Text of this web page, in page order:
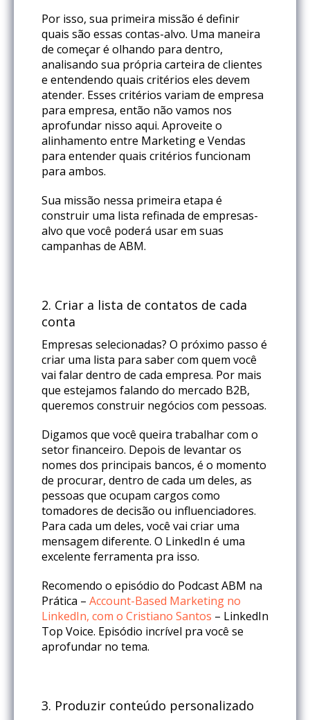
Por isso, sua primeira missão é definir
quais são essas contas-alvo. Uma maneira
de começar é olhando para dentro,
analisando sua própria carteira de clientes
e entendendo quais critérios eles devem
atender. Esses critérios variam de empresa
para empresa, então não vamos nos
aprofundar nisso aqui. Aproveite o
alinhamento entre Marketing e Vendas
para entender quais critérios funcionam
para ambos.
Sua missão nessa primeira etapa é
construir uma lista refinada de empresas-
alvo que você poderá usar em suas
campanhas de ABM.
2. Criar a lista de contatos de cada
conta
Empresas selecionadas? O próximo passo é
criar uma lista para saber com quem você
vai falar dentro de cada empresa. Por mais
que estejamos falando do mercado B2B,
queremos construir negócios com pessoas.
Digamos que você queira trabalhar com o
setor financeiro. Depois de levantar os
nomes dos principais bancos, é o momento
de procurar, dentro de cada um deles, as
pessoas que ocupam cargos como
tomadores de decisão ou influenciadores.
Para cada um deles, você vai criar uma
mensagem diferente. O LinkedIn é uma
excelente ferramenta pra isso.
Recomendo o episódio do Podcast ABM na
Prática – Account-Based Marketing no
LinkedIn, com o Cristiano Santos – LinkedIn
Top Voice. Episódio incrível pra você se
aprofundar no tema.
3. Produzir conteúdo personalizado